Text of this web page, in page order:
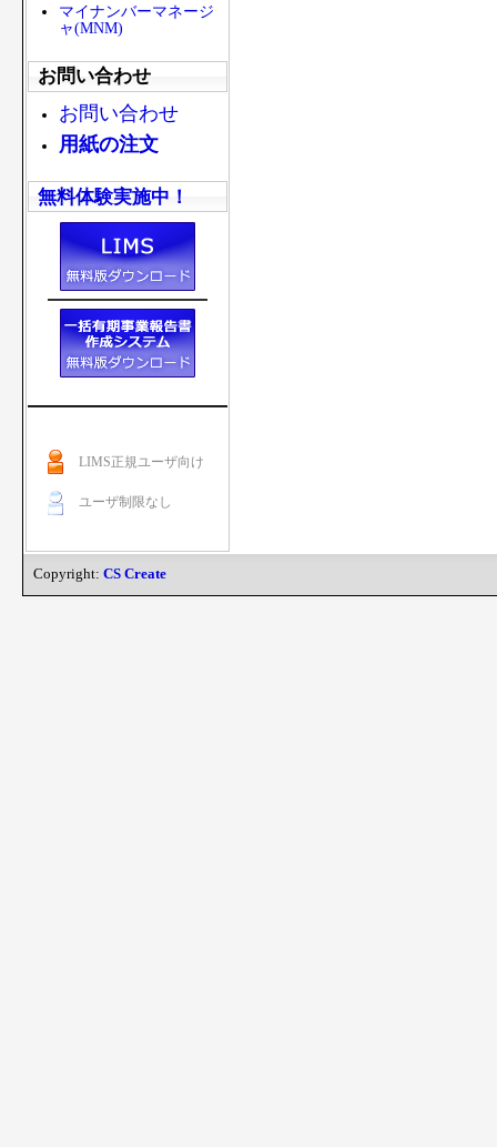
マイナンバーマネージ
ャ(MNM)
お問い合わせ
お問い合わせ
用紙の注文
無料体験実施中！
LIMS正規ユーザ向け
ユーザ制限なし
Copyright:CS Create